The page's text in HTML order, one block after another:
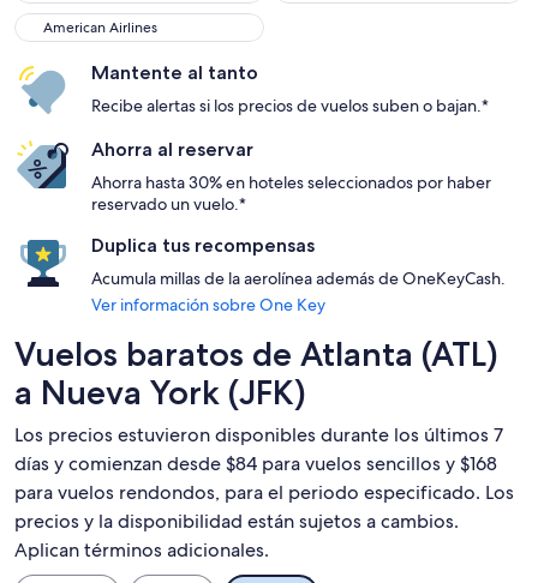
American Airlines
American Airlines
Mantente al tanto
Recibe alertas si los precios de vuelos suben o bajan.*
Ahorra al reservar
Ahorra hasta 30% en hoteles seleccionados por haber
reservado un vuelo.*
Duplica tus recompensas
Acumula millas de la aerolínea además de OneKeyCash.
Ver información sobre One Key
Vuelos baratos de Atlanta (ATL)
a Nueva York (JFK)
Los precios estuvieron disponibles durante los últimos 7
días y comienzan desde $84 para vuelos sencillos y $168
para vuelos rendondos, para el periodo especificado. Los
precios y la disponibilidad están sujetos a cambios.
Aplican términos adicionales.